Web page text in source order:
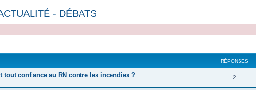
- DÉBATS
RÉPONSES
tout confiance au RN contre les incendies ? 2